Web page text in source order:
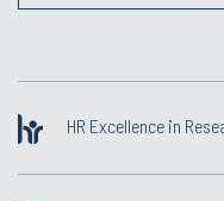
HR Excellence in